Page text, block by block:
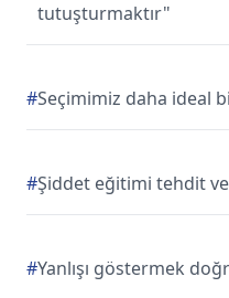
tutuşturmaktır"
#Seçimimiz daha ideal
#Şiddet eğitimi tehdit
#Yanlışı göstermek